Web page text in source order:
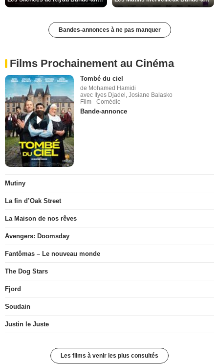
Bandes-annonces à ne pas manquer
Films Prochainement au Cinéma
Tombé du ciel
de Mohamed Hamidi
avec Ilyes Djadel, Josiane Balasko
Film - Comédie
Bande-annonce
Mutiny
La fin d’Oak Street
La Maison de nos rêves
Avengers: Doomsday
Fantômas – Le nouveau monde
The Dog Stars
Fjord
Soudain
Justin le Juste
Les films à venir les plus consultés